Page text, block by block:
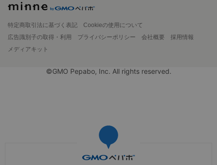
特定商取引法に基づく表記
Cookieの使用について
広告識別子の取得・利用
プライバシーポリシー 会社概要
採用情報
メディアキット
©GMO Pepabo, Inc. All rights reserved.